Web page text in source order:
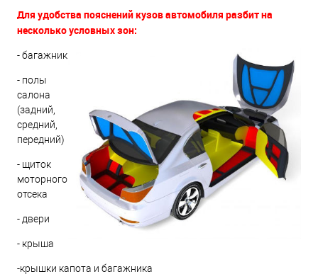
Для удобства пояснений кузов автомобиля разбит на
несколько условных зон:
- багажник
- полы
салона
(задний,
средний,
передний)
- щиток
моторного
отсека
- двери
- крыша
-крышки капота и багажника